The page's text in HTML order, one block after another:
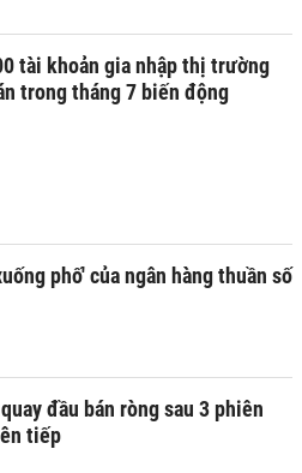
tài khoản gia nhập thị trường
trong tháng 7 biến động
phố' của ngân hàng thuần số
đầu bán ròng sau 3 phiên
tiếp